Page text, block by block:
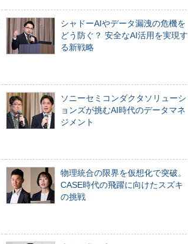
シャドーAIやデータ漏洩の危機を
どう防ぐ？ 安全なAI活用を実現す
る新戦略
ソニーセミコンダクタソリューシ
ョンズが挑むAI時代のデータマネ
ジメント
物理統合の限界を仮想化で突破。
CASE時代の飛躍に向けたスズキ
の挑戦